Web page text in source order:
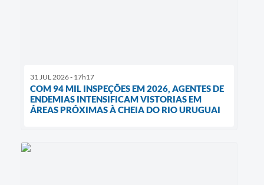
31 JUL 2026 - 17h17
COM 94 MIL INSPEÇÕES EM 2026, AGENTES DE
ENDEMIAS INTENSIFICAM VISTORIAS EM
ÁREAS PRÓXIMAS À CHEIA DO RIO URUGUAI